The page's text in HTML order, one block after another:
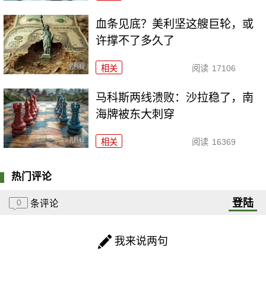
血条见底？美利坚这艘巨轮，或
许撑不了多久了
相关 阅读 17106
马科斯两线溃败：沙拉稳了，南
海牌被东大刺穿
相关 阅读 16369
热门评论
0 条评论 登陆
我来说两句